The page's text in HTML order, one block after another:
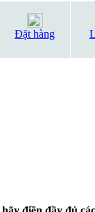
Đặt hàng